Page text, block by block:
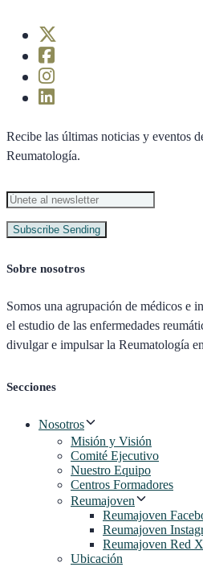
Recibe las últimas noticias y eventos
Reumatología.
Subscribe Sending
Sobre nosotros
Somos una agrupación de médicos e
el estudio de las enfermedades
divulgar e impulsar la Reumatología
Secciones
Nosotros
Misión y Visión
Comité Ejecutivo
Nuestro Equipo
Centros Formadores
Reumajoven
Reumajoven
Reumajoven
Reumajoven Red X
Ubicación